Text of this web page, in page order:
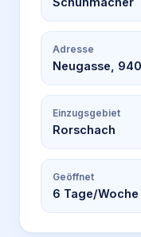
Adresse
Neugasse,
Einzugsgebiet
Rorschach
Geöffnet
6 Tage/Woche